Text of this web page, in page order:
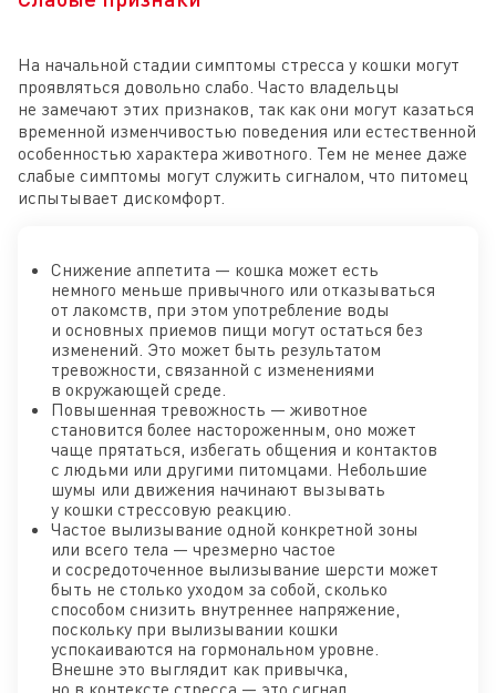
На начальной стадии симптомы стресса у кошки могут
проявляться довольно слабо. Часто владельцы
не замечают этих признаков, так как они могут казаться
временной изменчивостью поведения или естественной
особенностью характера животного. Тем не менее даже
слабые симптомы могут служить сигналом, что питомец
испытывает дискомфорт.
Снижение аппетита — кошка может есть
немного меньше привычного или отказываться
от лакомств, при этом употребление воды
и основных приемов пищи могут остаться без
изменений. Это может быть результатом
тревожности, связанной с изменениями
в окружающей среде.
Повышенная тревожность — животное
становится более настороженным, оно может
чаще прятаться, избегать общения и контактов
с людьми или другими питомцами. Небольшие
шумы или движения начинают вызывать
у кошки стрессовую реакцию.
Частое вылизывание одной конкретной зоны
или всего тела — чрезмерно частое
и сосредоточенное вылизывание шерсти может
быть не столько уходом за собой, сколько
способом снизить внутреннее напряжение,
поскольку при вылизывании кошки
успокаиваются на гормональном уровне.
Внешне это выглядит как привычка,
но в контексте стресса — это сигнал